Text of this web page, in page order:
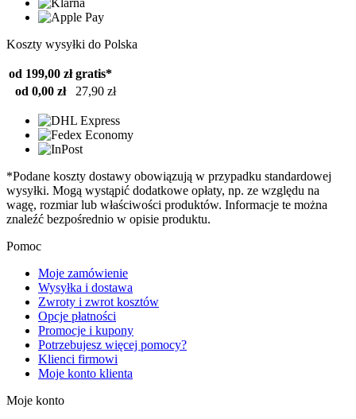
Koszty wysyłki do Polska
od 199,00 zł gratis*
od 0,00 zł
27,90 zł
*Podane koszty dostawy obowiązują w przypadku standardowej
wysyłki. Mogą wystąpić dodatkowe opłaty, np. ze względu na
wagę, rozmiar lub właściwości produktów. Informacje te można
znaleźć bezpośrednio w opisie produktu.
Pomoc
Moje zamówienie
Wysyłka i dostawa
Zwroty i zwrot kosztów
Opcje płatności
Promocje i kupony
Potrzebujesz więcej pomocy?
Klienci firmowi
Moje konto klienta
Moje konto